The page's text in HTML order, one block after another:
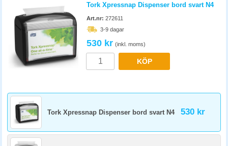
Tork Xpressnap Dispenser bord svart N4
Art.nr: 272611
3-9 dagar
530 kr (inkl. moms)
KÖP
Tork Xpressnap Dispenser bord svart N4 530 kr